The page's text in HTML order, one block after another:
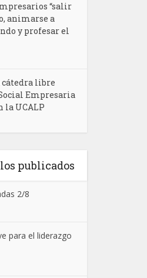
“salir
animarse a
y profesar el
cátedra libre
Empresaria
la UCALP
publicados
2/8
para el liderazgo